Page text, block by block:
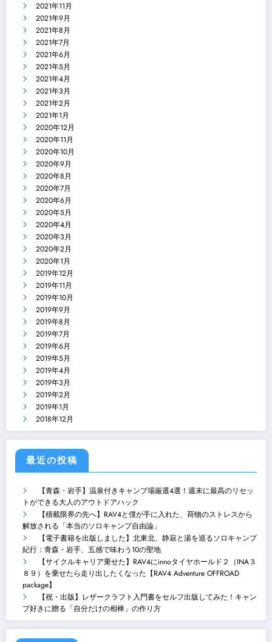
2021年11月
2021年9月
2021年8月
2021年7月
2021年6月
2021年5月
2021年4月
2021年3月
2021年2月
2021年1月
2020年12月
2020年11月
2020年10月
2020年9月
2020年8月
2020年7月
2020年6月
2020年5月
2020年4月
2020年3月
2020年2月
2020年1月
2019年12月
2019年11月
2019年10月
2019年9月
2019年8月
2019年7月
2019年6月
2019年5月
2019年4月
2019年3月
2019年2月
2019年1月
2018年12月
最近の投稿
【青森・岩手】温泉付きキャンプ場厳選4選！週末に最高のリセッ
トができる大人のアウトドアハック
【積載限界の先へ】RAV4と僕が手に入れた、荷物のストレスから
解放される「本当のソロキャンプ自由論」
【電子書籍を出版しました】北東北、静寂と湯を巡るソロキャンプ
紀行：青森・岩手、五感で味わう10の聖地
【サイクルキャリア乗せた】RAV4にinnoタイヤホールド２（INA３
８９）を乗せたら走り出したくなった【RAV4 Adventure OFFROAD
package】
【祝・出版】レザークラフト入門書をセルフ出版してみた！キャン
プ好きに贈る「自分だけの相棒」の作り方